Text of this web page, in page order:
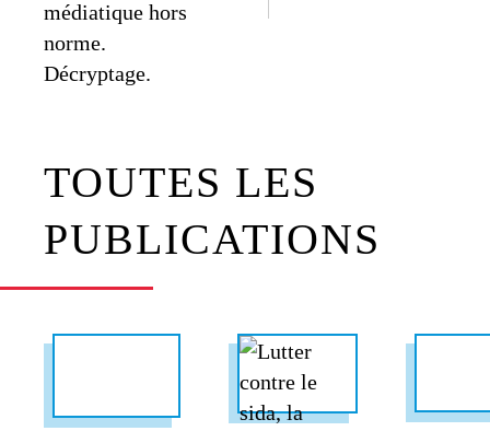
médiatique hors
norme.
Décryptage.
TOUTES LES
PUBLICATIONS